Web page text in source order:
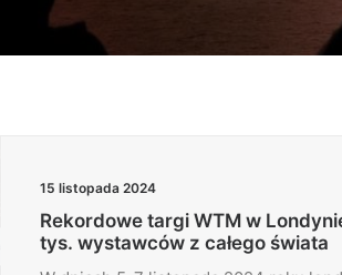
15 listopada 2024
Rekordowe targi WTM w
tys. wystawców z całego świata